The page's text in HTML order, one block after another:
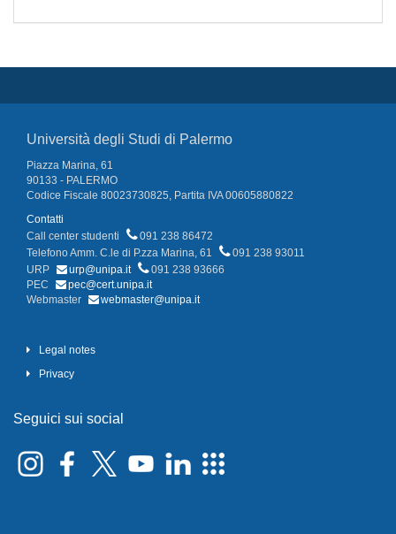
Università degli Studi di Palermo
Piazza Marina, 61
90133 - PALERMO
Codice Fiscale 80023730825, Partita IVA 00605880822
Contatti
Call center studenti
091 238 86472
Telefono Amm. C.le di P.zza Marina, 61
091 238 93011
URP
urp@unipa.it
091 238 93666
PEC
pec@cert.unipa.it
Webmaster
webmaster@unipa.it
Legal notes
Privacy
Seguici sui social